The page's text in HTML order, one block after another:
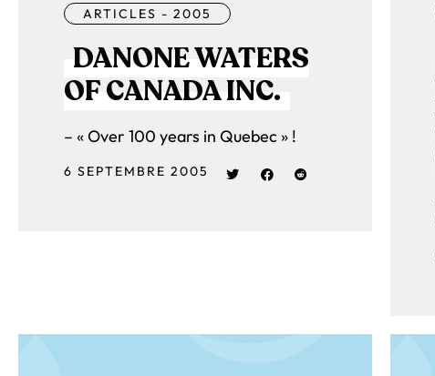
ARTICLES - 2005
DANONE WATERS
OF CANADA INC.
– « Over 100 years in Quebec » !
6 SEPTEMBRE 2005